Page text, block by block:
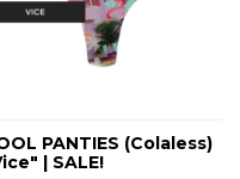
PANTIES (Colaless)
| SALE!